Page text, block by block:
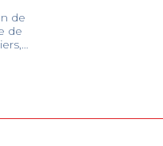
de
de